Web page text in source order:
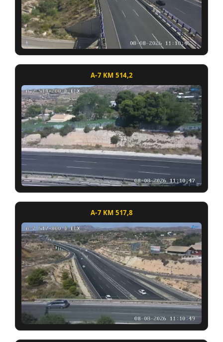
A-7 KM 514,2
A-7 KM 517,8